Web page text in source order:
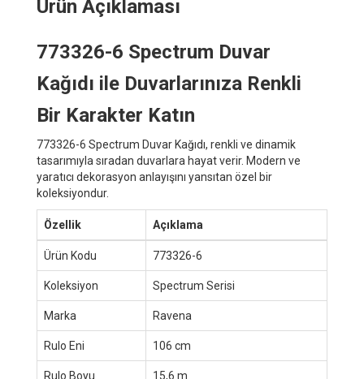
Ürün Açıklaması
773326-6 Spectrum Duvar
Kağıdı ile Duvarlarınıza Renkli
Bir Karakter Katın
773326-6 Spectrum Duvar Kağıdı, renkli ve dinamik
tasarımıyla sıradan duvarlara hayat verir. Modern ve
yaratıcı dekorasyon anlayışını yansıtan özel bir
koleksiyondur.
Özellik Açıklama
Ürün Kodu 773326-6
Koleksiyon Spectrum Serisi
Marka Ravena
Rulo Eni 106 cm
Rulo Boyu 15,6 m